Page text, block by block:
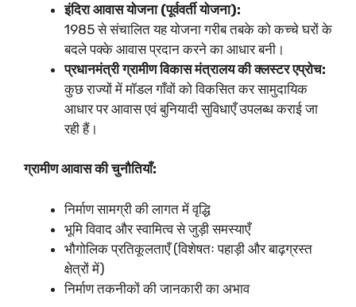
इंदिरा आवास योजना (पूर्ववर्ती योजना):
1985 से संचालित यह योजना गरीब तबके को कच्चे घरों के
बदले पक्के आवास प्रदान करने का आधार बनी।
प्रधानमंत्री ग्रामीण विकास मंत्रालय की क्लस्टर एप्रोच:
कुछ राज्यों में मॉडल गाँवों को विकसित कर सामुदायिक
आधार पर आवास एवं बुनियादी सुविधाएँ उपलब्ध कराई जा
रही हैं।
ग्रामीण आवास की चुनौतियाँ:
निर्माण सामग्री की लागत में वृद्धि
भूमि विवाद और स्वामित्व से जुड़ी समस्याएँ
भौगोलिक प्रतिकूलताएँ (विशेषतः पहाड़ी और बाढ़ग्रस्त
क्षेत्रों में)
निर्माण तकनीकों की जानकारी का अभाव